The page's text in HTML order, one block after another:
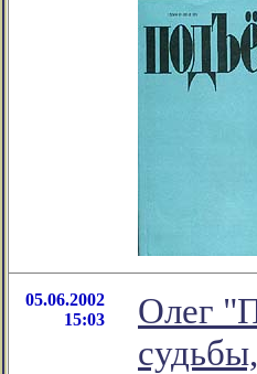
05.06.2002
15:03
Олег